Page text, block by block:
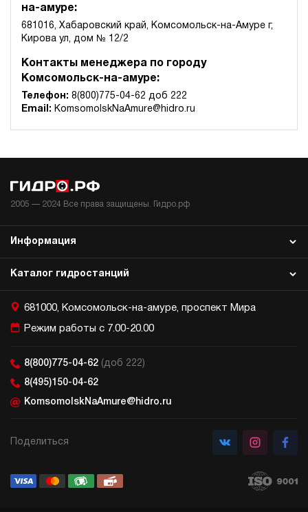
на-амуре:
681016, Хабаровский край, Комсомольск-на-Амуре г,
Кирова ул, дом № 12/2
Контакты менеджера по городу
Комсомольск-на-амуре:
Телефон: 8(800)775-04-62 доб 222
Email: KomsomolskNaAmure@hidro.ru
2005 — 2024 Все права защищены. Гидро.рф
Каталог гидростанций
Информация
681000, Комсомольск-на-амуре, проспект Мира
Режим работы с 7.00-20.00
8(800)775-04-62 (доб 222)
8(495)150-04-62
KomsomolskNaAmure@hidro.ru
Поделиться